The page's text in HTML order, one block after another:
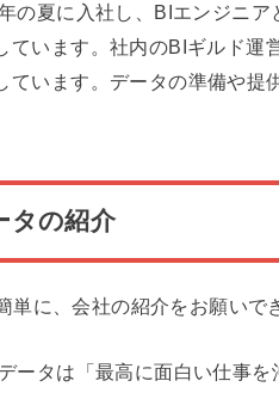
の夏に入社し、BIエンジニ
ています。社内のBIギルド運
ています。データの準備や
タの紹介
単に、会社の紹介をお願いで
ータは「最高に面白い仕事